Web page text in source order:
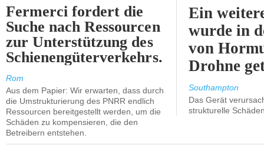
Fermerci fordert die
Suche nach Ressourcen
zur Unterstützung des
Schienengüterverkehrs.
Rom
Aus dem Papier: Wir erwarten, dass durch
die Umstrukturierung des PNRR endlich
Ressourcen bereitgestellt werden, um die
Schäden zu kompensieren, die den
Betreibern entstehen.
Ein
wurde in
von
Drohne
Southampton
Das Gerät
strukturelle